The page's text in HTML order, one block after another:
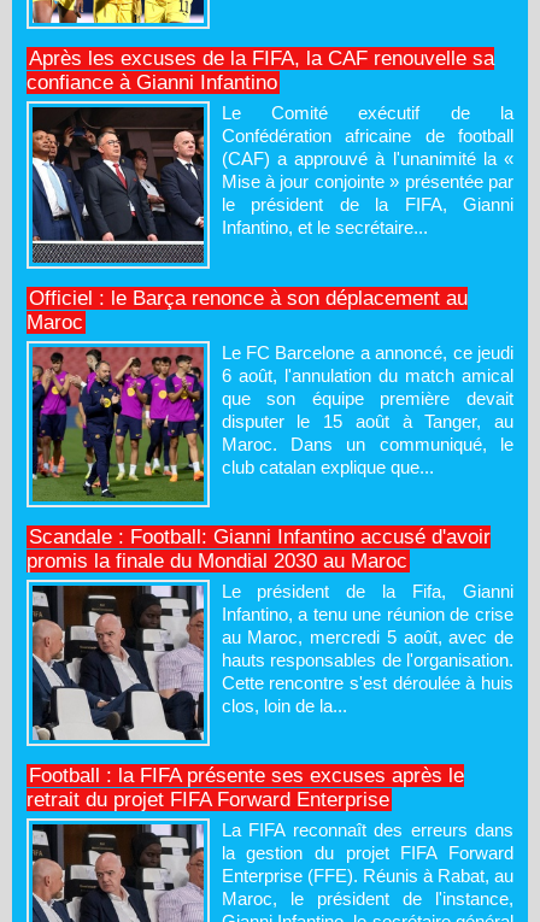
Après les excuses de la FIFA, la CAF renouvelle sa
confiance à Gianni Infantino
Le Comité exécutif de la
Confédération africaine de football
(CAF) a approuvé à l'unanimité la «
Mise à jour conjointe » présentée par
le président de la FIFA, Gianni
Infantino, et le secrétaire...
Officiel : le Barça renonce à son déplacement au
Maroc
Le FC Barcelone a annoncé, ce jeudi
6 août, l'annulation du match amical
que son équipe première devait
disputer le 15 août à Tanger, au
Maroc. Dans un communiqué, le
club catalan explique que...
Scandale : Football: Gianni Infantino accusé d'avoir
promis la finale du Mondial 2030 au Maroc
Le président de la Fifa, Gianni
Infantino, a tenu une réunion de crise
au Maroc, mercredi 5 août, avec de
hauts responsables de l'organisation.
Cette rencontre s'est déroulée à huis
clos, loin de la...
Football : la FIFA présente ses excuses après le
retrait du projet FIFA Forward Enterprise
La FIFA reconnaît des erreurs dans
la gestion du projet FIFA Forward
Enterprise (FFE). Réunis à Rabat, au
Maroc, le président de l'instance,